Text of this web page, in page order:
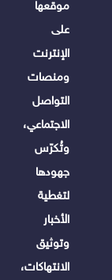
موقعها
على
الإنترنت
ومنصات
التواصل
الاجتماعي،
وتُكرّس
جهودها
لتغطية
الأخبار
وتوثيق
الانتهاكات،